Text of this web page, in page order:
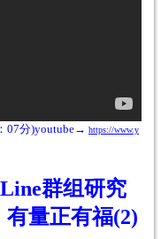
07分)youtube→ https://www.y
群组研究
量正有福(2)